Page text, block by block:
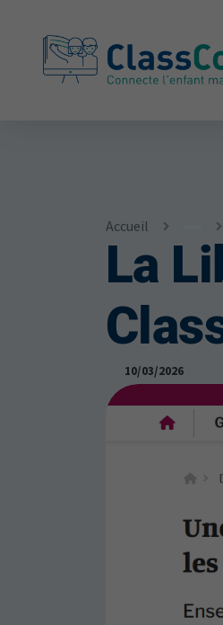
Accueil
Infos
La
10/03/2026